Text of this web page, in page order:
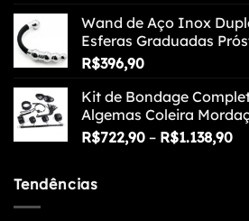
Wand de Aço Inox
Esferas Graduadas
R$396,90
Kit de Bondage
Algemas Coleira
R$722,90 – R$1.138,90
Tendências